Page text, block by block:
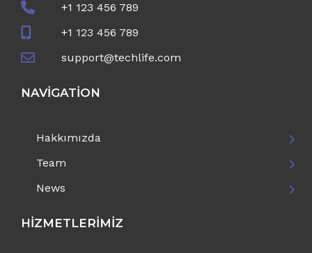
+1 123 456 789
+1 123 456 789
support@techlife.com
NAVIGATION
Hakkımızda
Team
News
HIZMETLERIMIZ